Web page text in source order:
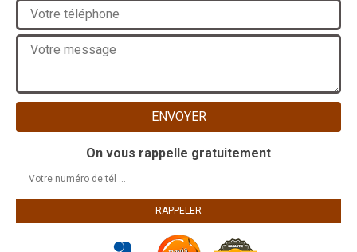
On vous rappelle gratuitement